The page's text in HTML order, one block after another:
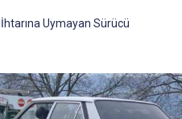
İhtarına Uymayan Sürücü